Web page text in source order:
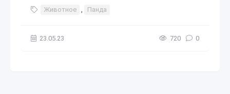
Животное , Панда
23.05.23 720 0